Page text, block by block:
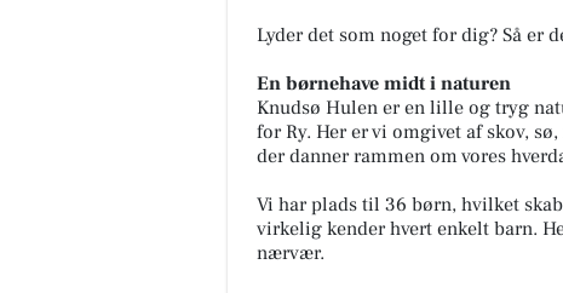
Lyder det som noget for dig? Så er
En børnehave midt i naturen
Knudsø Hulen er en lille og tryg
for Ry. Her er vi omgivet af skov,
der danner rammen om vores
Vi har plads til 36 børn, hvilket
virkelig kender hvert enkelt barn.
nærvær.